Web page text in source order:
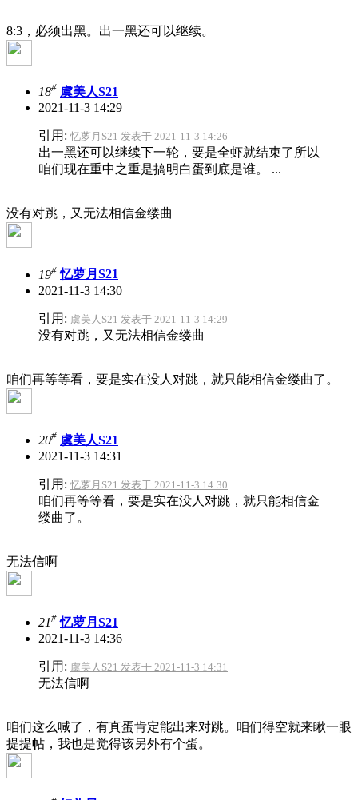
8:3，必须出黑。出一黑还可以继续。
18# 虞美人S21
2021-11-3 14:29
引用: 忆萝月S21 发表于 2021-11-3 14:26
出一黑还可以继续下一轮，要是全虾就结束了所以
咱们现在重中之重是搞明白蛋到底是谁。 ...
没有对跳，又无法相信金缕曲
19# 忆萝月S21
2021-11-3 14:30
引用: 虞美人S21 发表于 2021-11-3 14:29
没有对跳，又无法相信金缕曲
咱们再等等看，要是实在没人对跳，就只能相信金缕曲了。
20# 虞美人S21
2021-11-3 14:31
引用: 忆萝月S21 发表于 2021-11-3 14:30
咱们再等等看，要是实在没人对跳，就只能相信金
缕曲了。
无法信啊
21# 忆萝月S21
2021-11-3 14:36
引用: 虞美人S21 发表于 2021-11-3 14:31
无法信啊
咱们这么喊了，有真蛋肯定能出来对跳。咱们得空就来瞅一眼
提提帖，我也是觉得该另外有个蛋。